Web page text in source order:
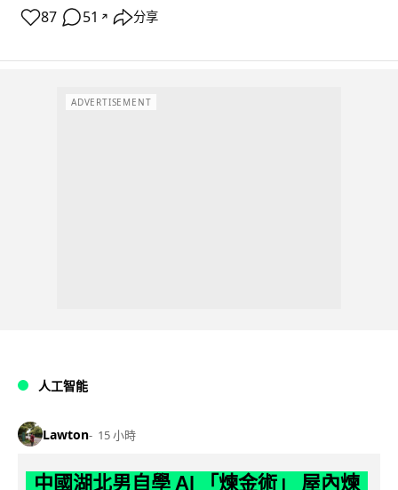
87 51 ↗ 分享
ADVERTISEMENT
人工智能
Lawton 15 小時
中國湖北男自學 AI 「煉金術」 屋內煉